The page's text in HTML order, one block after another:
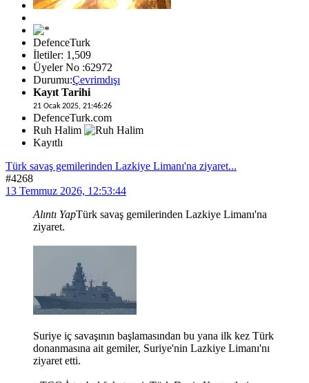
DefenceTurk
İletiler: 1,509
Üyeler No :62972
Durumu:Çevrimdışı
Kayıt Tarihi
21 Ocak 2025, 21:46:26
DefenceTurk.com
Ruh Halim
Kayıtlı
Türk savaş gemilerinden Lazkiye Limanı'na ziyaret...
#4268
13 Temmuz 2026, 12:53:44
Alıntı YapTürk savaş gemilerinden Lazkiye Limanı'na
ziyaret.
Suriye iç savaşının başlamasından bu yana ilk kez Türk
donanmasına ait gemiler, Suriye'nin Lazkiye Limanı'nı
ziyaret etti.